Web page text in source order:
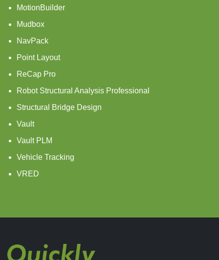
MotionBuilder
Mudbox
NavPack
Point Layout
ReCap Pro
Robot Structural Analysis Professional
Structural Bridge Design
Vault
Vault PLM
Vehicle Tracking
VRED